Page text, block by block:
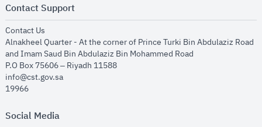
Contact Support
Contact Us
Alnakheel Quarter - At the corner of Prince Turki Bin Abdulaziz Road
and Imam Saud Bin Abdulaziz Bin Mohammed Road​
P.O Box 75606 – Riyadh 11588
info@cst.gov.sa
19966
Social Media